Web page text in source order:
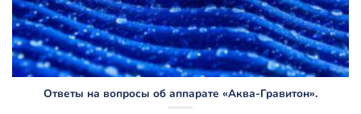
Ответы на вопросы об аппарате «Аква-Гравитон».